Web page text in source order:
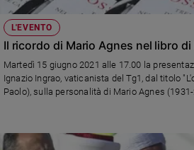
L'EVENTO
Il ricordo di Mario Agnes nel libro
Martedì 15 giugno 2021 alle 17.00 la
Ignazio Ingrao, vaticanista del Tg1, dal titolo
Paolo), sulla personalità di Mario Agnes
all'evento